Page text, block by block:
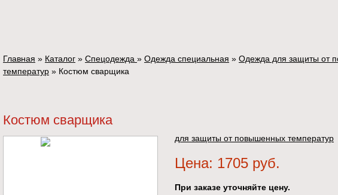
Главная » Каталог » Спецодежда » Одежда специальная » Одежда для защиты от
температур » Костюм сварщика
Костюм сварщика
для защиты от повышенных температур
Цена: 1705 руб.
При заказе уточняйте цену.